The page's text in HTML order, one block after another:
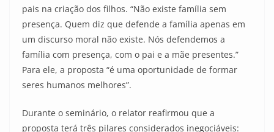
pais na criação dos filhos. “Não existe família sem
presença. Quem diz que defende a família apenas em
um discurso moral não existe. Nós defendemos a
família com presença, com o pai e a mãe presentes.”
Para ele, a proposta “é uma oportunidade de formar
seres humanos melhores”.
Durante o seminário, o relator reafirmou que a
proposta terá três pilares considerados inegociáveis: